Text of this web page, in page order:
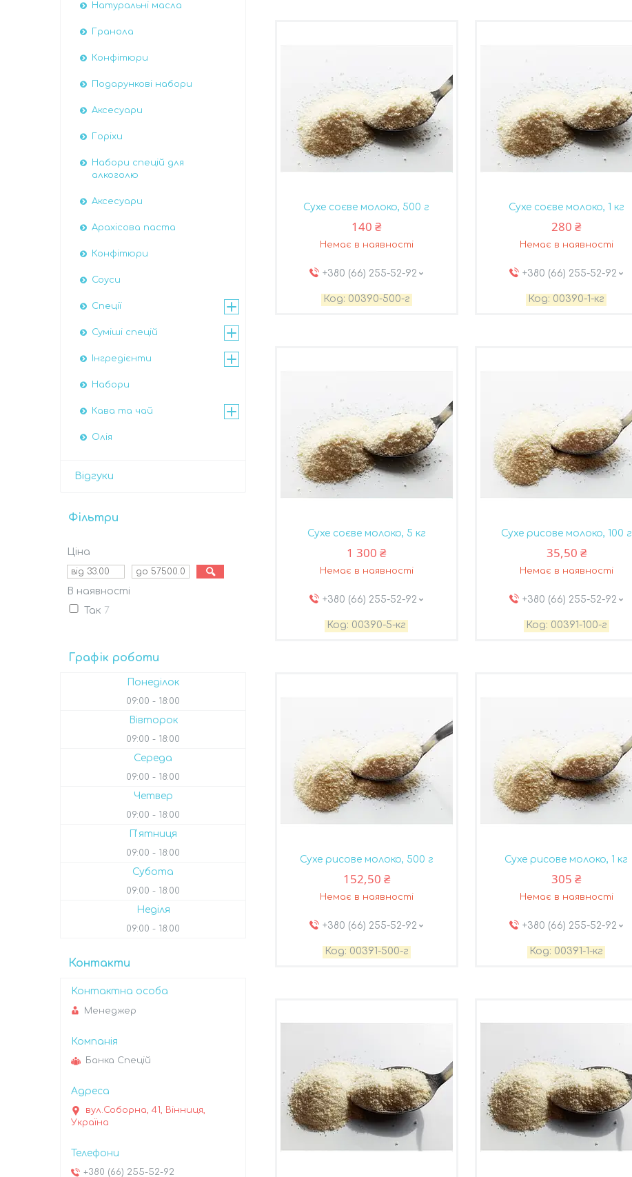
Сухе соєве молоко, 500 г
140 ₴
Немає в наявності
+380 (66) 255-52-92
00390-500-г
Сухе соєве молоко, 1 кг
280 ₴
Немає в наявності
+380 (66) 255-52-92
00390-1-кг
Сухе соєве молоко, 5 кг
1 300 ₴
Немає в наявності
+380 (66) 255-52-92
00390-5-кг
Сухе рисове молоко, 100 г
35,50 ₴
Немає в наявності
+380 (66) 255-52-92
00391-100-г
Сухе рисове молоко, 500 г
152,50 ₴
Немає в наявності
+380 (66) 255-52-92
00391-500-г
Сухе рисове молоко, 1 кг
305 ₴
Немає в наявності
+380 (66) 255-52-92
00391-1-кг
Натуральні масла
Гранола
Конфітюри
Подарункові набори
Аксесуари
Горіхи
Набори спецій для
алкоголю
Аксесуари
Арахісова паста
Конфітюри
Соуси
Спеції
Суміші спецій
Інгредієнти
Набори
Кава та чай
Олія
Відгуки
Фільтри
Ціна
В наявності
Так 7
Графік роботи
Понеділок
09:00 18:00
Вівторок
09:00 18:00
Середа
09:00 18:00
Четвер
09:00 18:00
Пʼятниця
09:00 18:00
Субота
09:00 18:00
Неділя
09:00 18:00
Контакти
Менеджер
Банка Спецій
вул.Соборна, 41, Вінниця,
Україна
+380 (66) 255-52-92